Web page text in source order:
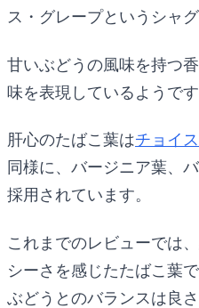
ス・グレープというシャグ
甘いぶどうの風味を持つ
味を表現しているようです
肝心のたばこ葉はチョイ
同様に、バージニア葉、
採用されています。
これまでのレビューでは
シーさを感じたたばこ葉
ぶどうとのバランスは良